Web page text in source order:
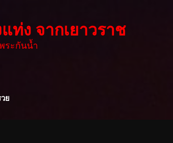
ง จากเยาวราช
ระกันน้ำ
ย